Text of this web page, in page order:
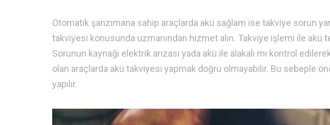
Otomatik şanzımana sahip araçlarda akü sağlam ise takviye sorun
takviyesi konusunda uzmanından hizmet alın. Takviye işlemi ile akü
Sorunun kaynağı elektrik arızası yada akü ile alakalı mı kontrol
olan araçlarda akü takviyesi yapmak doğru olmayabilir. Bu sebeple
yapılır.